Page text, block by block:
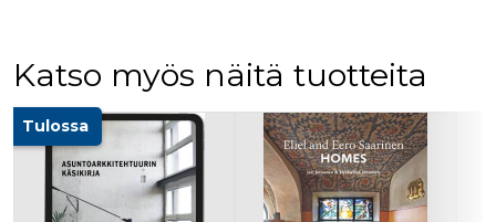
Katso myös näitä tuotteita
Tuoteluettelon alku
Tulossa